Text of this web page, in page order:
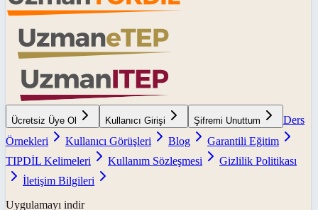
Ücretsiz Üye Ol Kullanıcı Girişi Şifremi Unuttum
Ders
Örnekleri
Kullanıcı Görüşleri Blog
Garantili Eğitim
TIPDİL Kelimeleri
Kullanım Sözleşmesi
Gizlilik Politikası
İletişim Bilgileri
Uygulamayı indir